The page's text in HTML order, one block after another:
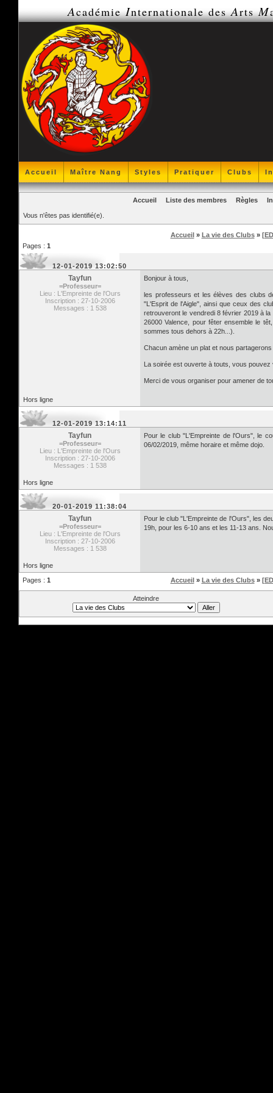
AcadémieInternationale desArtsM
Accueil Maître Nang Styles Pratiquer Clubs
Accueil Liste des membres Règles
Vous n'êtes pas identifié(e).
Accueil » La vie des Clubs »
Pages : 1
12-01-2019 13:02:50
Tayfun
=Professeur=
Lieu : L'Empreinte de l'Ours
Inscription : 27-10-2006
Messages : 1 538
Bonjour à tous,
les professeurs et les élèves des clubs
"L'Esprit de l'Aigle", ainsi que ceux des
retrouveront le vendredi 8 février 2019 à
26000 Valence, pour fêter ensemble le
sommes tous dehors à 22h...).
Chacun amène un plat et nous
La soirée est ouverte à touts, vous
Merci de vous organiser pour amener de
Hors ligne
12-01-2019 13:14:11
Tayfun
=Professeur=
Lieu : L'Empreinte de l'Ours
Inscription : 27-10-2006
Messages : 1 538
Pour le club "L'Empreinte de l'Ours", le
06/02/2019, même horaire et même dojo.
Hors ligne
20-01-2019 11:38:04
Tayfun
=Professeur=
Lieu : L'Empreinte de l'Ours
Inscription : 27-10-2006
Messages : 1 538
Pour le club "L'Empreinte de l'Ours", les
19h, pour les 6-10 ans et les 11-13 ans.
Hors ligne
Pages : 1 Accueil » La vie des Clubs »
Atteindre